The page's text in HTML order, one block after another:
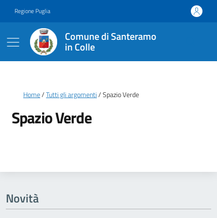
Regione Puglia
Comune di Santeramo
in Colle
Briciole di pane
Home Tutti gli argomenti Spazio Verde
Spazio Verde
Novità